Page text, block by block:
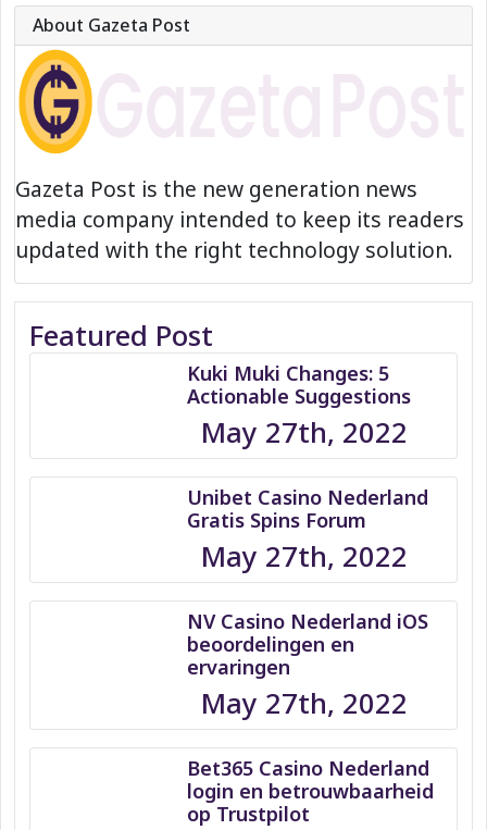
About Gazeta Post
Gazeta Post is the new generation news
media company intended to keep its readers
updated with the right technology solution.
Featured Post
Kuki Muki Changes: 5
Actionable Suggestions
May 27th, 2022
Unibet Casino Nederland
Gratis Spins Forum
May 27th, 2022
NV Casino Nederland iOS
beoordelingen en
ervaringen
May 27th, 2022
Bet365 Casino Nederland
login en betrouwbaarheid
op Trustpilot